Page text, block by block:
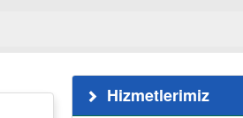
Hizmetlerimiz